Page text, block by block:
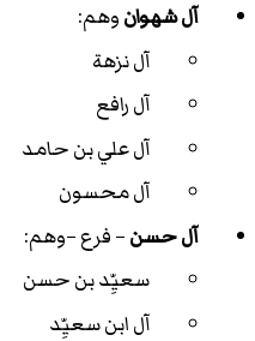
آل شهوانوهم:
آل نزهة
آل رافع
آل علي بن حامد
آل محسون
آل حسن– فرع –وهم:
سعيِّد بن حسن
آل ابن سعيِّد